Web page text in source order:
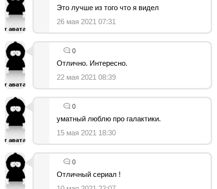
Это лучше из того что я видел
26 мая 2021 07:31
0
Отлично. Интересно.
22 мая 2021 08:39
0
уматный люблю про галактики.
15 мая 2021 18:30
0
Отличный сериал !